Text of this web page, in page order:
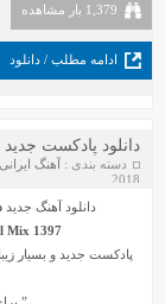
1,379 بار مشاهده
ادامه مطلب / دانلود
دانلود پادکست جدید
دسته بندی :آهنگ ایرانی
2018
دانلود آهنگ جدید
Mix 1397
پادکست جدید و بسیار